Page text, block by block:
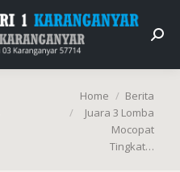
You are here:
Home
Berita
Juara 3 Lomba
Mocopat
Tingkat…